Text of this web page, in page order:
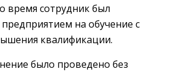
время сотрудник был
на обучение с
квалификации.
было проведено без